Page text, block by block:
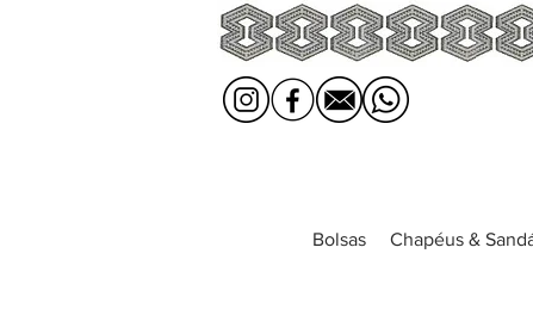
Bolsas Chapéus &